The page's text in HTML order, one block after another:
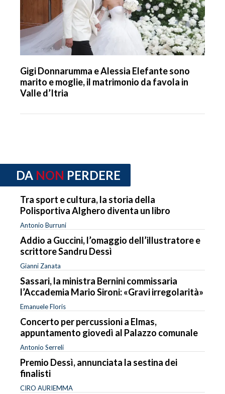
Gigi Donnarumma e Alessia Elefante sono
marito e moglie, il matrimonio da favola in
Valle d’Itria
DA NON PERDERE
Tra sport e cultura, la storia della
Polisportiva Alghero diventa un libro
Antonio Burruni
Addio a Guccini, l’omaggio dell’illustratore e
scrittore Sandru Dessì
Gianni Zanata
Sassari, la ministra Bernini commissaria
l’Accademia Mario Sironi: «Gravi irregolarità»
Emanuele Floris
Concerto per percussioni a Elmas,
appuntamento giovedì al Palazzo comunale
Antonio Serreli
Premio Dessì, annunciata la sestina dei
finalisti
CIRO AURIEMMA